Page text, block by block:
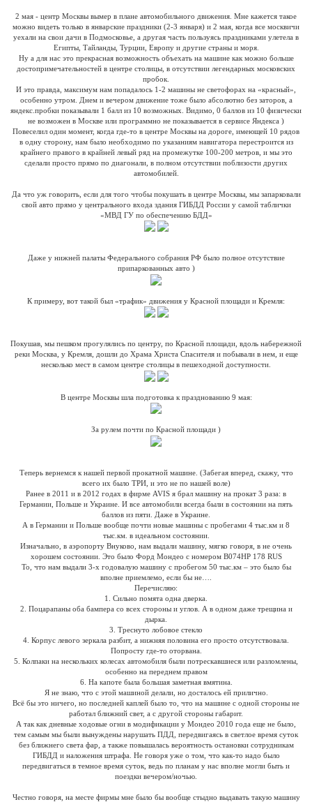
2 мая - центр Москвы вымер в плане автомобильного движения. Мне кажется такое
можно видеть только в январские праздники (2-3 января) и 2 мая, когда все москвичи
уехали на свои дачи в Подмосковье, а другая часть пользуясь праздниками улетела в
Египты, Тайланды, Турции, Европу и другие страны и моря.
Ну а для нас это прекрасная возможность объехать на машине как можно больше
достопримечательностей в центре столицы, в отсутствии легендарных московских
пробок.
И это правда, максимум нам попадалось 1-2 машины не светофорах на «красный»,
особенно утром. Днем и вечером движение тоже было абсолютно без заторов, а
яндекс.пробки показывали 1 балл из 10 возможных. Видимо, 0 баллов из 10 физически
не возможен в Москве или программно не показывается в сервисе Яндекса )
Повеселил один момент, когда где-то в центре Москвы на дороге, имеющей 10 рядов
в одну сторону, нам было необходимо по указаниям навигатора перестроится из
крайнего правого в крайней левый ряд на промежутке 100-200 метров, и мы это
сделали просто прямо по диагонали, в полном отсутствии поблизости других
автомобилей.
Да что уж говорить, если для того чтобы покушать в центре Москвы, мы запарковали
свой авто прямо у центрального входа здания ГИБДД России у самой таблички
«МВД ГУ по обеспечению БДД»
Даже у нижней палаты Федерального собрания РФ было полное отсутствие
припаркованных авто )
К примеру, вот такой был «трафик» движения у Красной площади и Кремля:
Покушав, мы пешком прогулялись по центру, по Красной площади, вдоль набережной
реки Москва, у Кремля, дошли до Храма Христа Спасителя и побывали в нем, и еще
несколько мест в самом центре столицы в пешеходной доступности.
В центре Москвы шла подготовка к празднованию 9 мая:
За рулем почти по Красной площади )
Теперь вернемся к нашей первой прокатной машине. (Забегая вперед, скажу, что
всего их было ТРИ, и это не по нашей воле)
Ранее в 2011 и в 2012 годах в фирме AVIS я брал машину на прокат 3 раза: в
Германии, Польше и Украине. И все автомобили всегда были в состоянии на пять
баллов из пяти. Даже в Украине.
А в Германии и Польше вообще почти новые машины с пробегами 4 тыс.км и 8
тыс.км. в идеальном состоянии.
Изначально, в аэропорту Внуково, нам выдали машину, мягко говоря, в не очень
хорошем состоянии. Это было Форд Мондео с номером В074НР 178 RUS
То, что нам выдали 3-х годовалую машину с пробегом 50 тыс.км – это было бы
вполне приемлемо, если бы не….
Перечисляю:
1. Сильно помята одна дверка.
2. Поцарапаны оба бампера со всех стороны и углов. А в одном даже трещина и
дырка.
3. Треснуто лобовое стекло
4. Корпус левого зеркала разбит, а нижняя половина его просто отсутствовала.
Попросту где-то оторвана.
5. Колпаки на нескольких колесах автомобиля были потрескавшиеся или разломлены,
особенно на переднем правом
6. На капоте была большая заметная вмятина.
Я не знаю, что с этой машиной делали, но досталось ей прилично.
Всё бы это ничего, но последней каплей было то, что на машине с одной стороны не
работал ближний свет, а с другой стороны габарит.
А так как дневные ходовые огни в модификации у Мондео 2010 года еще не было,
тем самым мы были вынуждены нарушать ПДД, передвигаясь в светлое время суток
без ближнего света фар, а также повышалась вероятность остановки сотрудникам
ГИБДД и наложения штрафа. Не говоря уже о том, что как-то надо было
передвигаться в темное время суток, ведь по планам у нас вполне могли быть и
поездки вечером/ночью.
Честно говоря, на месте фирмы мне было бы вообще стыдно выдавать такую машину